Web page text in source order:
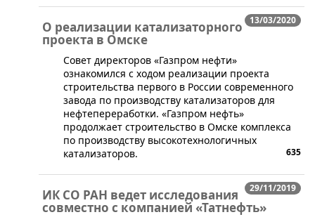
13/03/2020
О реализации катализаторного
проекта в Омске
​Совет директоров «Газпром нефти»
ознакомился с ходом реализации проекта
строительства первого в России современного
завода по производству катализаторов для
нефтепереработки. «Газпром нефть»
продолжает строительство в Омске комплекса
по производству высокотехнологичных
катализаторов.
635
29/11/2019
ИК СО РАН ведет исследования
совместно с компанией «Татнефть»